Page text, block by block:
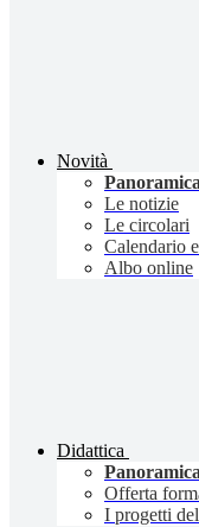
Novità
Panoramica
Le notizie
Le circolari
Calendario
Albo online
Didattica
Panoramica
Offerta
I progetti